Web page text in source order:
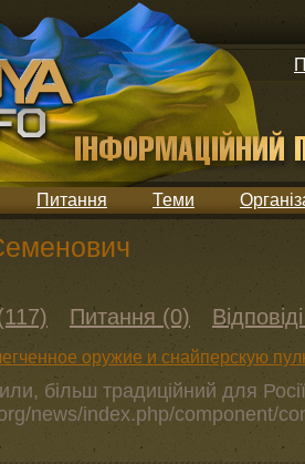
Питання Теми
Питання (0)
оружие и снайперскую
більш традиційний для
news/index.php/component/